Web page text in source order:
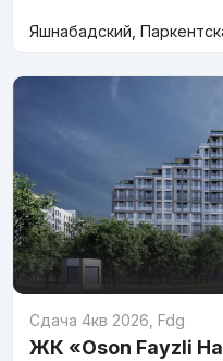
Яшнабадский,
Сдача 4кв 2026 Fdg
ЖК «Oson Fayzli